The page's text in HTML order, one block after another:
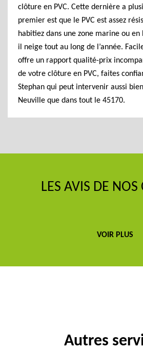
clôture en PVC. Cette dernière a
premier est que le PVC est assez
habitiez dans une zone marine ou
il neige tout au long de l’année.
offre un rapport qualité-prix
de votre clôture en PVC, faites
Stephan qui peut intervenir aussi
Neuville que dans tout le 45170.
LES AVIS DE NOS
VOIR PLUS
Autres